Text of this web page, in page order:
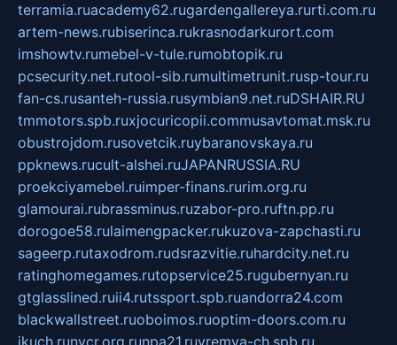
terramia.ruacademy62.rugardengallereya.rurti.com.ru
artem-news.rubiserinca.rukrasnodarkurort.com
imshowtv.rumebel-v-tule.rumobtopik.ru
pcsecurity.net.rutool-sib.rumultimetrunit.rusp-tour.ru
fan-cs.rusanteh-russia.rusymbian9.net.ruDSHAIR.RU
tmmotors.spb.ruxjocuricopii.commusavtomat.msk.ru
obustrojdom.rusovetcik.ruybaranovskaya.ru
ppknews.rucult-alshei.ruJAPANRUSSIA.RU
proekciyamebel.ruimper-finans.rurim.org.ru
glamourai.rubrassminus.ruzabor-pro.ruftn.pp.ru
dorogoe58.rulaimengpacker.rukuzova-zapchasti.ru
sageerp.rutaxodrom.rudsrazvitie.ruhardcity.net.ru
ratinghomegames.rutopservice25.rugubernyan.ru
gtglasslined.ruii4.rutssport.spb.ruandorra24.com
blackwallstreet.ruoboimos.ruoptim-doors.com.ru